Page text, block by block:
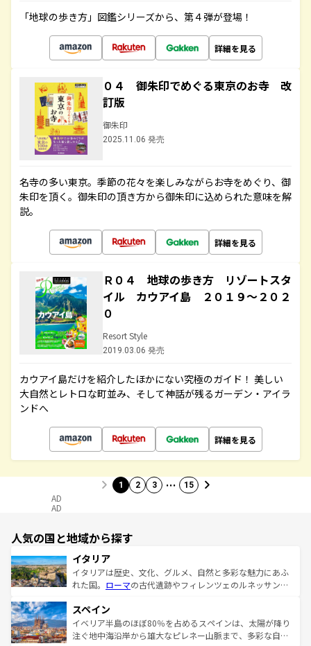
「地球の歩き方」図鑑シリーズから、第４弾が登場！
詳細を見る
０４ 御朱印でめぐる東京のお寺 改
訂版
御朱印
2025.11.06 発売
名寺の多い東京。季節の花々を楽しみながらお寺をめぐり、御
朱印を頂く。御朱印の頂き方から御朱印に込められた意味を解
説。
詳細を見る
Ｒ０４ 地球の歩き方 リゾートスタ
イル カウアイ島 ２０１９～２０２
０
Resort Style
2019.03.06 発売
カウアイ島だけを紹介したほかにない究極のガイド！ 美しい
大自然とレトロな町並み、そして神話が残るガーデン・アイラ
ンドへ
詳細を見る
1 2 3 … 15
AD
AD
人気の国と地域から探す
イタリア
イタリアは歴史、文化、グルメ、自然と多彩な魅力にあふ
れた国。 ローマの古代遺跡やフィレンツェのルネッサンス
ろん、トスカーナの美しい田園風景やアマルフィ海岸の絶
景など、自然景観も見逃せない。観光の合間には、本場の
ピザやパスタなど、絶品のイタリア料理を堪能することも
スペイン
イベリア半島のほぼ80％を占めるスペインは、太陽が降り
注ぐ地中海沿岸から雄大なピレネー山脈まで、多彩な自然